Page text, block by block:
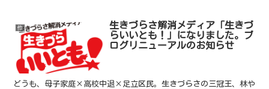
他
生きづらさ解消メディア「生きづ
らいいとも！」になりました。ブ
ログリニューアルのお知らせ
どうも、母子家庭×高校中退×足立区民。生きづらさの三冠王、林や